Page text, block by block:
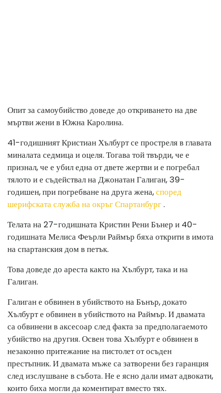
Опит за самоубийство доведе до откриването на две
мъртви жени в Южна Каролина.
41-годишният Кристиан Хълбурт се простреля в главата
миналата седмица и оцеля. Тогава той твърди, че е
признал, че е убил една от двете жертви и е погребал
тялото и е съдействал на Джонатан Галиган, 39-
годишен, при погребване на друга жена,според
шерифската служба на окръг Спартанбург .
Телата на 27-годишната Кристин Рени Бънер и 40-
годишната Мелиса Феърли Раймър бяха открити в имота
на спартанския дом в петък.
Това доведе до ареста както на Хълбурт, така и на
Галиган.
Галиган е обвинен в убийството на Бънър, докато
Хълбурт е обвинен в убийството на Раймър. И двамата
са обвинени в аксесоар след факта за предполагаемото
убийство на другия. Освен това Хълбурт е обвинен в
незаконно притежание на пистолет от осъден
престъпник. И двамата мъже са затворени без гаранция
след изслушване в събота. Не е ясно дали имат адвокати,
които биха могли да коментират вместо тях.